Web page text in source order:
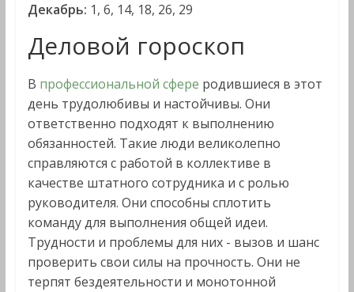
Декабрь: 1, 6, 14, 18, 26, 29
Деловой гороскоп
В профессиональной сфере родившиеся в этот
день трудолюбивы и настойчивы. Они
ответственно подходят к выполнению
обязанностей. Такие люди великолепно
справляются с работой в коллективе в
качестве штатного сотрудника и с ролью
руководителя. Они способны сплотить
команду для выполнения общей идеи.
Трудности и проблемы для них - вызов и шанс
проверить свои силы на прочность. Они не
терпят бездеятельности и монотонной